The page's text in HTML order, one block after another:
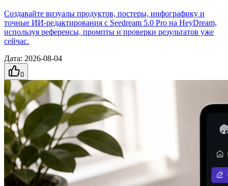
Создавайте визуалы продуктов, постеры, инфографику и
точные ИИ-редактирования с Seedream 5.0 Pro на HeyDream,
используя референсы, промпты и проверки результатов уже
сейчас.
Дата: 2026-08-04
0